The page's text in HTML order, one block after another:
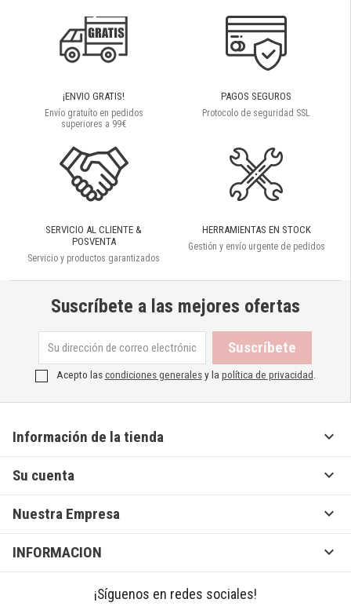
¡ENVIO GRATIS!
Envío gratuíto en pedidos
superiores a 99€
PAGOS SEGUROS
Protocolo de seguridad SSL
SERVICIO AL CLIENTE &
POSVENTA
Servicio y productos garantizados
HERRAMIENTAS EN STOCK
Gestión y envío urgente de pedidos
Suscríbete a las mejores ofertas
Acepto lascondiciones generalesy la política de privacidad
Información de la tienda 
Su cuenta 
Nuestra Empresa 
INFORMACION 
¡Síguenos en redes sociales!